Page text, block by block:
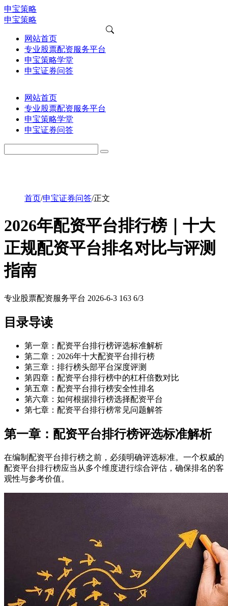
申宝策略
申宝策略
网站首页
专业股票配资服务平台
申宝策略学堂
申宝证券问答
网站首页
专业股票配资服务平台
申宝策略学堂
申宝证券问答
首页/申宝证券问答/正文
2026年配资平台排行榜｜十大
正规配资平台排名对比与评测
指南
专业股票配资服务平台 2026-6-3 163 6/3
目录导读
第一章：配资平台排行榜评选标准解析
第二章：2026年十大配资平台排行榜
第三章：排行榜头部平台深度评测
第四章：配资平台排行榜中的杠杆倍数对比
第五章：配资平台排行榜安全性排名
第六章：如何根据排行榜选择配资平台
第七章：配资平台排行榜常见问题解答
第一章：配资平台排行榜评选标准解析
在编制配资平台排行榜之前，必须明确评选标准。一个权威的
配资平台排行榜应当从多个维度进行综合评估，确保排名的客
观性与参考价值。